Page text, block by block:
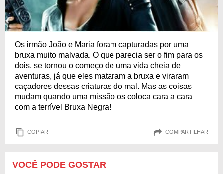
Os irmão João e Maria foram capturadas por uma
bruxa muito malvada. O que parecia ser o fim para os
dois, se tornou o começo de uma vida cheia de
aventuras, já que eles mataram a bruxa e viraram
caçadores dessas criaturas do mal. Mas as coisas
mudam quando uma missão os coloca cara a cara
com a terrível Bruxa Negra!
COPIAR COMPARTILHAR
VOCÊ PODE GOSTAR